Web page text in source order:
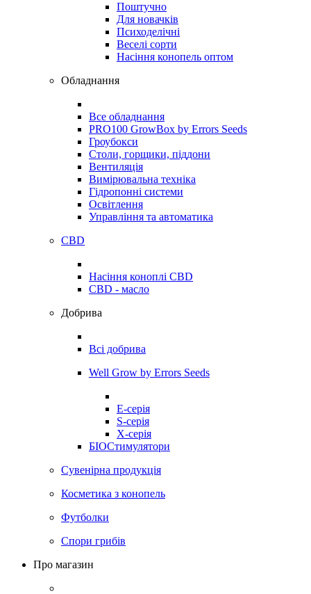
Поштучно
Для новачків
Психоделічні
Веселі сорти
Насіння конопель оптом
Обладнання
Все обладнання
PRO100 GrowBox by Errors Seeds
Гроубокси
Столи, горщики, піддони
Вентиляція
Вимірювальна техніка
Гідропонні системи
Освітлення
Управління та автоматика
CBD
Насіння коноплі CBD
CBD - масло
Добрива
Всі добрива
Well Grow by Errors Seeds
E-серія
S-серія
X-серія
БІОСтимулятори
Сувенірна продукція
Косметика з конопель
Футболки
Спори грибів
Про магазин